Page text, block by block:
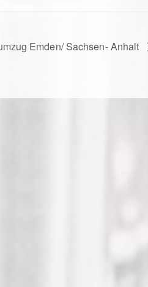
Emden/ Sachsen- Anhalt